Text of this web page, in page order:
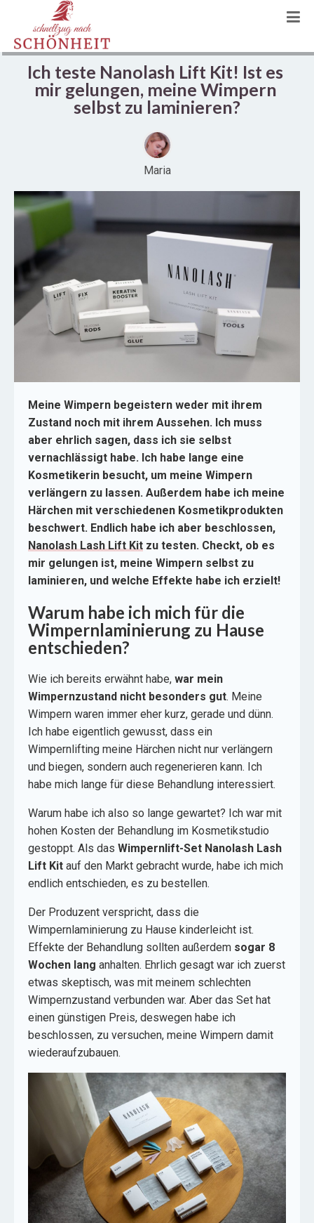
Ich teste Nanolash Lift Kit! Ist es
mir gelungen, meine Wimpern
selbst zu laminieren?
Maria
Meine Wimpern begeistern weder mit ihrem
Zustand noch mit ihrem Aussehen. Ich muss
aber ehrlich sagen, dass ich sie selbst
vernachlässigt habe. Ich habe lange eine
Kosmetikerin besucht, um meine Wimpern
verlängern zu lassen. Außerdem habe ich meine
Härchen mit verschiedenen Kosmetikprodukten
beschwert. Endlich habe ich aber beschlossen,
Nanolash Lash Lift Kit zu testen. Checkt, ob es
mir gelungen ist, meine Wimpern selbst zu
laminieren, und welche Effekte habe ich erzielt!
Warum habe ich mich für die
Wimpernlaminierung zu Hause
entschieden?
Wie ich bereits erwähnt habe, war mein
Wimpernzustand nicht besonders gut. Meine
Wimpern waren immer eher kurz, gerade und dünn.
Ich habe eigentlich gewusst, dass ein
Wimpernlifting meine Härchen nicht nur verlängern
und biegen, sondern auch regenerieren kann. Ich
habe mich lange für diese Behandlung interessiert.
Warum habe ich also so lange gewartet? Ich war mit
hohen Kosten der Behandlung im Kosmetikstudio
gestoppt. Als das Wimpernlift-Set Nanolash Lash
Lift Kit auf den Markt gebracht wurde, habe ich mich
endlich entschieden, es zu bestellen.
Der Produzent verspricht, dass die
Wimpernlaminierung zu Hause kinderleicht ist.
Effekte der Behandlung sollten außerdem sogar 8
Wochen lang anhalten. Ehrlich gesagt war ich zuerst
etwas skeptisch, was mit meinem schlechten
Wimpernzustand verbunden war. Aber das Set hat
einen günstigen Preis, deswegen habe ich
beschlossen, zu versuchen, meine Wimpern damit
wiederaufzubauen.